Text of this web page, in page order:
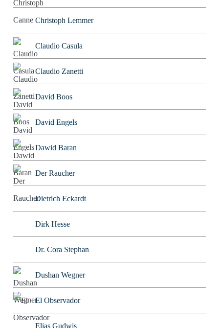
Christoph Lemmer
Claudio Casula
Claudio Zanetti
David Boos
David Engels
Dawid Baran
Der Raucher
Dietrich Eckardt
Dirk Hesse
Dr. Cora Stephan
Dushan Wegner
El Observador
Elias Gudwis